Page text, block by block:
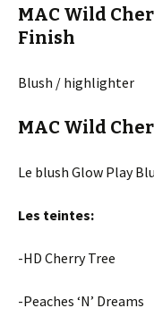
MAC Wild
Finish
Blush / highlighter
MAC Wild
Le blush Glow Play
Les teintes:
-HD Cherry Tree
-Peaches ‘N’ Dreams